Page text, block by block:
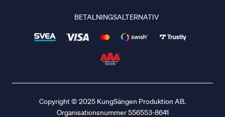
BETALNINGSALTERNATIV
Copyright © 2025 KungSängen Produktion AB.
Organisationsnummer 556553-8641